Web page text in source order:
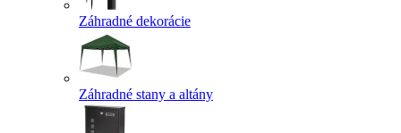
Záhradné dekorácie
Záhradné stany a altány